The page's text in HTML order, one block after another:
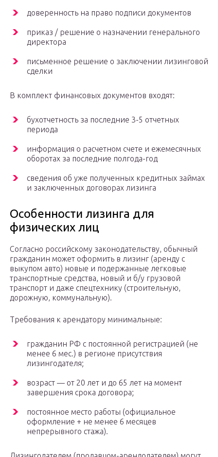
доверенность на право подписи документов
приказ / решение о назначении генерального
директора
письменное решение о заключении лизинговой
сделки
В комплект финансовых документов входят:
бухотчетность за последние 3-5 отчетных
периода
информация о расчетном счете и ежемесячных
оборотах за последние полгода-год
сведения об уже полученных кредитных займах
и заключенных договорах лизинга
Особенности лизинга для
физических лиц
Согласно российскому законодательству, обычный
гражданин может оформить в лизинг (аренду с
выкупом авто) новые и подержанные легковые
транспортные средства, новый и б/у грузовой
транспорт и даже спецтехнику (строительную,
дорожную, коммунальную).
Требования к арендатору минимальные:
гражданин РФ с постоянной регистрацией (не
менее 6 мес.) в регионе присутствия
лизингодателя;
возраст — от 20 лет и до 65 лет на момент
завершения срока договора;
постоянное место работы (официальное
оформление + не менее 6 месяцев
непрерывного стажа).